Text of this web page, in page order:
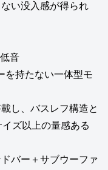
い没入感が得られ
音
を持たない一体型モ
し、バスレフ構造と
ズ以上の量感ある
バー＋サブウーファ